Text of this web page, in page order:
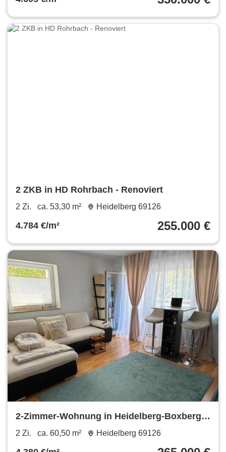
2 ZKB in HD Rohrbach - Renoviert
2 Zi. ca. 53,30 m² Heidelberg 69126
4.784 €/m² 255.000 €
2-Zimmer-Wohnung in Heidelberg-Boxberg +
Gargage zu verkaufen
2 Zi. ca. 60,50 m² Heidelberg 69126